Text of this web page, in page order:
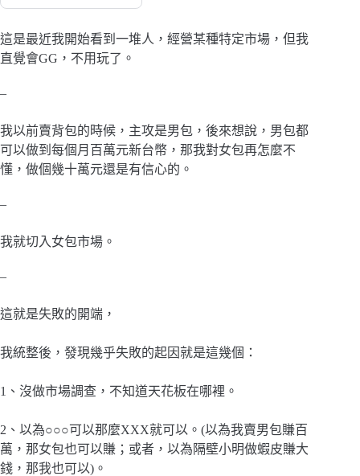
這是最近我開始看到一堆人，經營某種特定市場，但我
直覺會GG，不用玩了。
–
我以前賣背包的時候，主攻是男包，後來想說，男包都
可以做到每個月百萬元新台幣，那我對女包再怎麼不
懂，做個幾十萬元還是有信心的。
–
我就切入女包市場。
–
這就是失敗的開端，
我統整後，發現幾乎失敗的起因就是這幾個：
1、沒做市場調查，不知道天花板在哪裡。
2、以為○○○可以那麼XXX就可以。(以為我賣男包賺百
萬，那女包也可以賺；或者，以為隔壁小明做蝦皮賺大
錢，那我也可以)。